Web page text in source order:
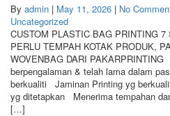
By admin | May 11, 2026 | No
Uncategorized
CUSTOM PLASTIC BAG PRINTING
PERLU TEMPAH KOTAK PRODUK,
WOVENBAG DARI
berpengalaman & telah lama dalam
berkualiti Jaminan Printing yg
yg ditetapkan Menerima tempahan
[…]